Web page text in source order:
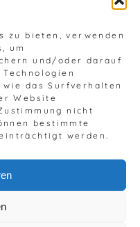
zu bieten, verwenden
um
und/oder darauf
das Surfverhalten
Website
nicht
bestimmte
werden.
| Impressum
Datenschutz